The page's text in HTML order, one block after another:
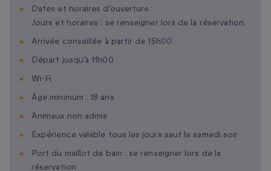
Dates et horaires d'ouverture :
Jours et horaires : se renseigner lors de la réservation.
Arrivée conseillée à partir de 15h00
Départ jusqu’à 11h00
Wi-Fi
Âge minimum : 18 ans
Animaux non admis
Expérience valable tous les jours sauf le samedi soir
Port du maillot de bain : se renseigner lors de la
réservation